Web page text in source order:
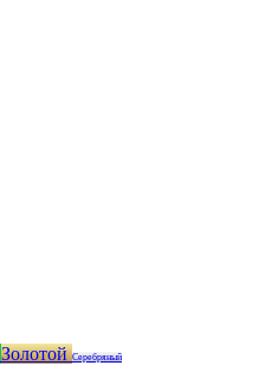
ЗолотойСеребряный